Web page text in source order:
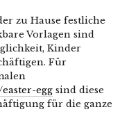
zu Hause festliche
Vorlagen sind
Kinder
Für
egg sind diese
für die ganze